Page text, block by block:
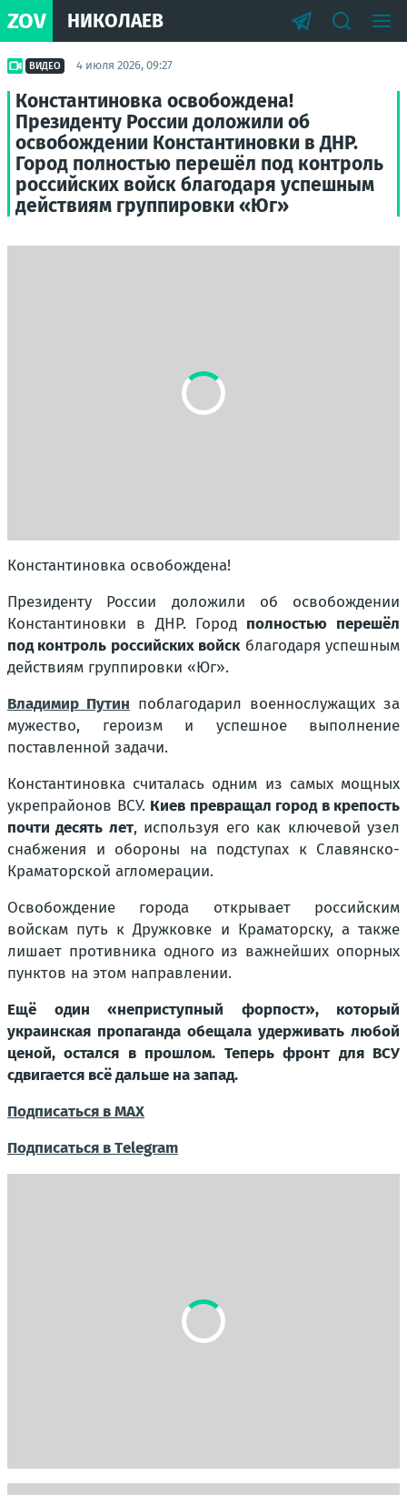
ZOV НИКОЛАЕВ
ВИДЕО 4 июля 2026, 09:27
Константиновка освобождена!
Президенту России доложили об
освобождении Константиновки в ДНР.
Город полностью перешёл под контроль
российских войск благодаря успешным
действиям группировки «Юг»
Константиновка освобождена!
Президенту России доложили об освобождении
Константиновки в ДНР. Город полностью перешёл
под контроль российских войскблагодаря успешным
действиям группировки «Юг».
Владимир Путин поблагодарил военнослужащих за
мужество, героизм и успешное выполнение
поставленной задачи.
Константиновка считалась одним из самых мощных
укрепрайонов ВСУ. Киев превращал город в крепость
почти десять лет, используя его как ключевой узел
снабжения и обороны на подступах к Славянско-
Краматорской агломерации.
Освобождение города открывает российским
войскам путь к Дружковке и Краматорску, а также
лишает противника одного из важнейших опорных
пунктов на этом направлении.
Ещё один «неприступный форпост», который
украинская пропаганда обещала удерживать любой
ценой, остался в прошлом. Теперь фронт для ВСУ
сдвигается всё дальше на запад.
Подписаться в МАХ
Подписаться в Тelegram